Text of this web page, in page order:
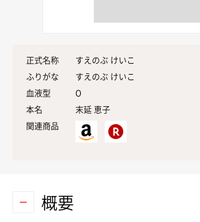
正式名称
すえのぶ けいこ
ふりがな
すえのぶ けいこ
血液型
O
本名
末延恵子
関連商品
概要